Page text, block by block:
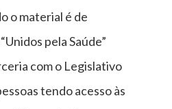
o material é de
pela Saúde”
com o Legislativo
tendo acesso às